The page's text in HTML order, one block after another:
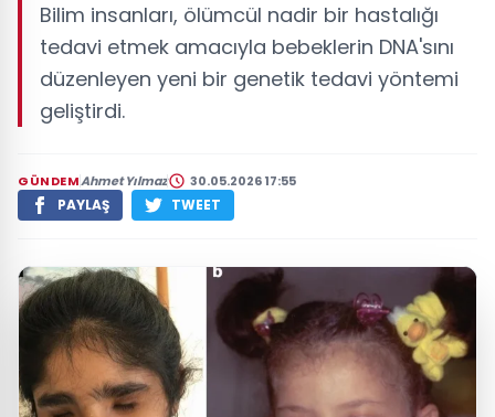
Bilim insanları, ölümcül nadir bir hastalığı
tedavi etmek amacıyla bebeklerin DNA'sını
düzenleyen yeni bir genetik tedavi yöntemi
geliştirdi.
GÜNDEMAhmet Yılmaz 30.05.2026 17:55
PAYLAŞ TWEET